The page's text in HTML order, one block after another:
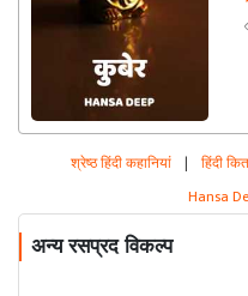
श्रेष्ठ हिंदी कहानियां | हिंदी
Hansa
अन्य रसप्रद विकल्प